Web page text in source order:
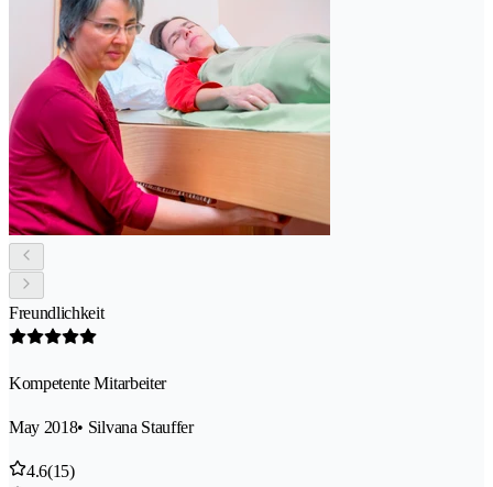
Freundlichkeit
Kompetente Mitarbeiter
May 2018• Silvana Stauffer
4.6(15)